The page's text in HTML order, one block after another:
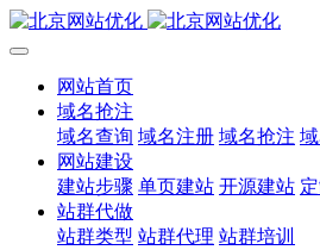
网站首页
域名抢注
域名查询 域名注册 域名抢注
网站建设
建站步骤 单页建站 开源建站
站群代做
站群类型 站群代理 站群培训